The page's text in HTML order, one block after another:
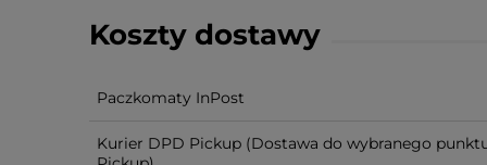
Koszty dostawy
Paczkomaty InPost
Kurier DPD Pickup (Dostawa do wybranego